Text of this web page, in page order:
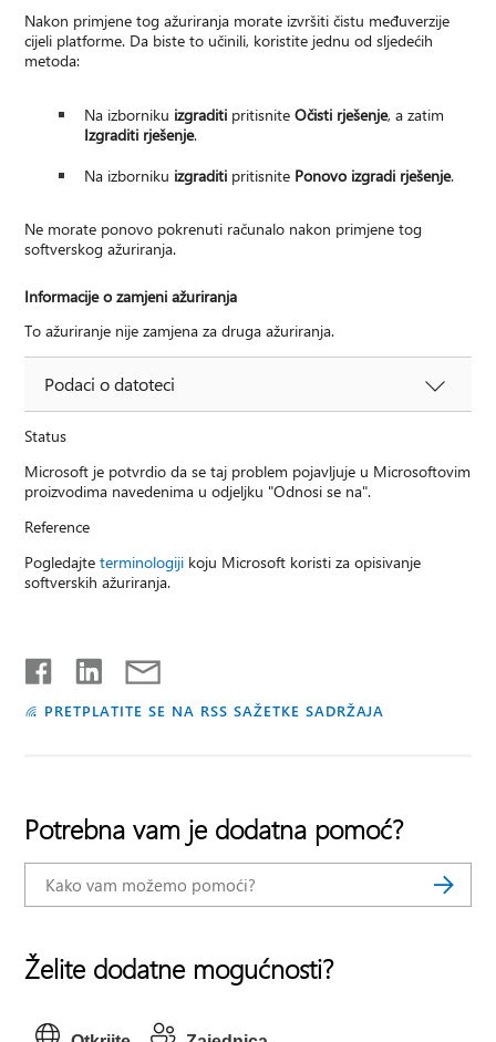
Nakon primjene tog ažuriranja morate izvršiti čistu međuverzije
cijeli platforme. Da biste to učinili, koristite jednu od sljedećih
metoda:
Na izborniku izgraditi pritisniteOčisti rješenje, a zatim
Izgraditi rješenje.
Na izborniku izgraditi pritisnite Ponovo izgradi rješenje.
Ne morate ponovo pokrenuti računalo nakon primjene tog
softverskog ažuriranja.
Informacije o zamjeni ažuriranja
To ažuriranje nije zamjena za druga ažuriranja.
Podaci o datoteci
Status
Microsoft je potvrdio da se taj problem pojavljuje u Microsoftovim
proizvodima navedenima u odjeljku "Odnosi se na".
Reference
Pogledajteterminologiji koju Microsoft koristi za opisivanje
softverskih ažuriranja.
PRETPLATITE SE NA RSS SAŽETKE SADRŽAJA
Potrebna vam je dodatna pomoć?
Želite dodatne mogućnosti?